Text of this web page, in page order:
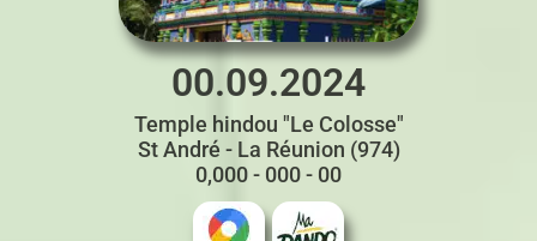
00.09.2024
Temple hindou "Le Colosse"
St André - La Réunion (974)
0,000 - 000 - 00